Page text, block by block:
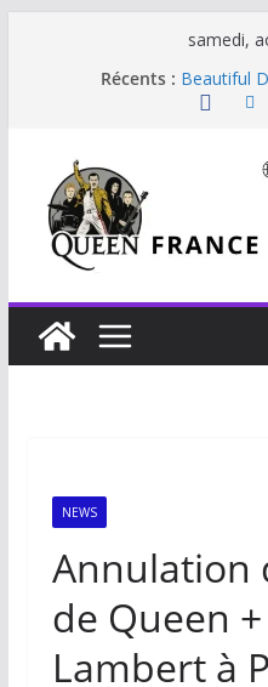
samedi,
Récents : Beautiful
Glouttons
Je vis
NEWS
Annulation
de Queen
Lambert à